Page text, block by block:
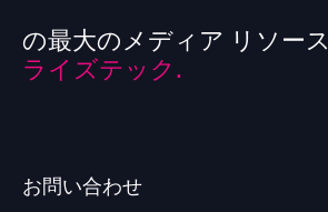
の最大のメディア リソース
ライズテック.
お問い合わせ